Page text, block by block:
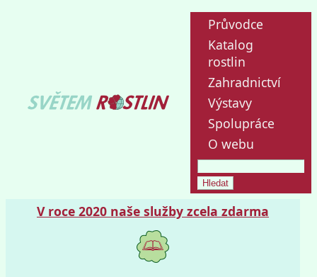
Průvodce
Katalog
rostlin
Zahradnictví
Výstavy
Spolupráce
O webu
V roce 2020 naše služby zcela zdarma